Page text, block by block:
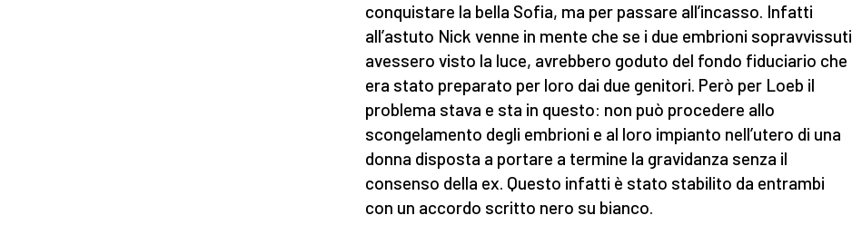
conquistare la bella Sofia, ma per passare all’incasso. Infatti
all’astuto Nick venne in mente che se i due embrioni sopravvissuti
avessero visto la luce, avrebbero goduto del fondo fiduciario che
era stato preparato per loro dai due genitori. Però per Loeb il
problema stava e sta in questo: non può procedere allo
scongelamento degli embrioni e al loro impianto nell’utero di una
donna disposta a portare a termine la gravidanza senza il
consenso della ex. Questo infatti è stato stabilito da entrambi
con un accordo scritto nero su bianco.